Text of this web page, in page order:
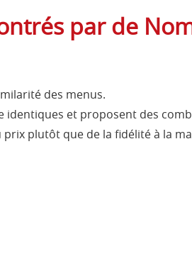
par de
des menus.
et proposent des
plutôt que de la fidélité à la